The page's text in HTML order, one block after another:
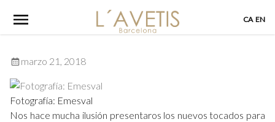
content
CA EN
marzo 21, 2018
Fotografía: Emesval
Nos hace mucha ilusión presentaros los nuevos tocados para